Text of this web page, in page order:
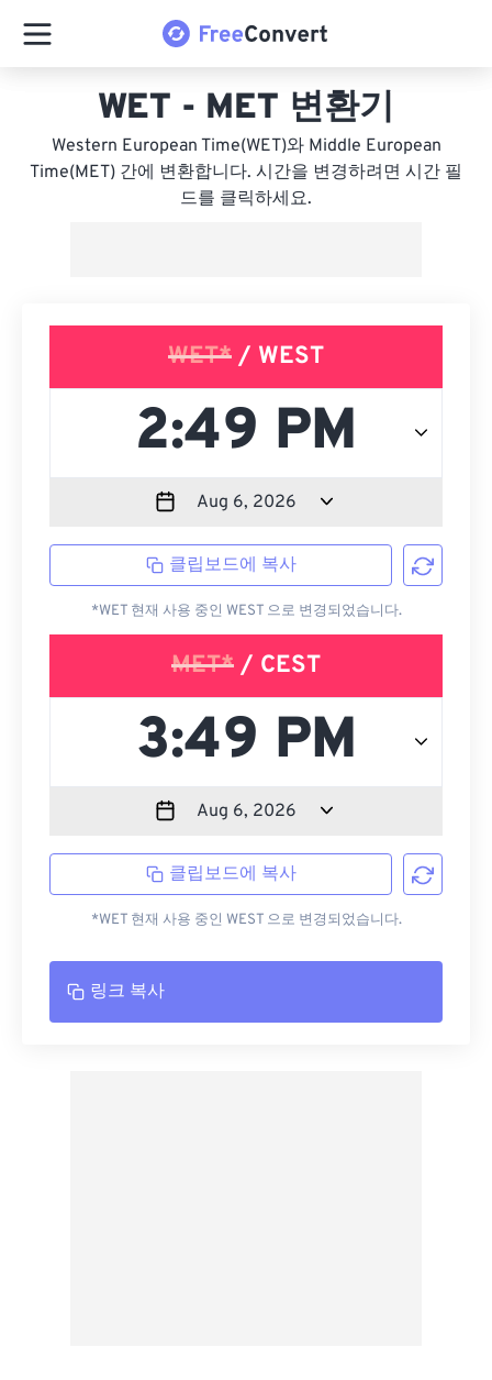
WET - MET 변환기
Western European Time(WET)와 Middle European
Time(MET) 간에 변환합니다. 시간을 변경하려면 시간 필
드를 클릭하세요.
WET* / WEST
클립보드에 복사
*WET 현재 사용 중인 WEST 으로 변경되었습니다.
MET* / CEST
클립보드에 복사
*WET 현재 사용 중인 WEST 으로 변경되었습니다.
링크 복사